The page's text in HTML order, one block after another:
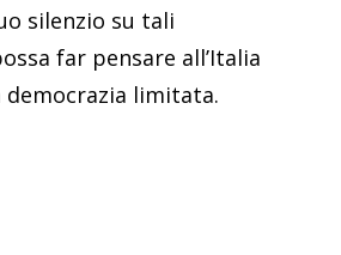
silenzio su tali
far pensare all’Italia
democrazia limitata.